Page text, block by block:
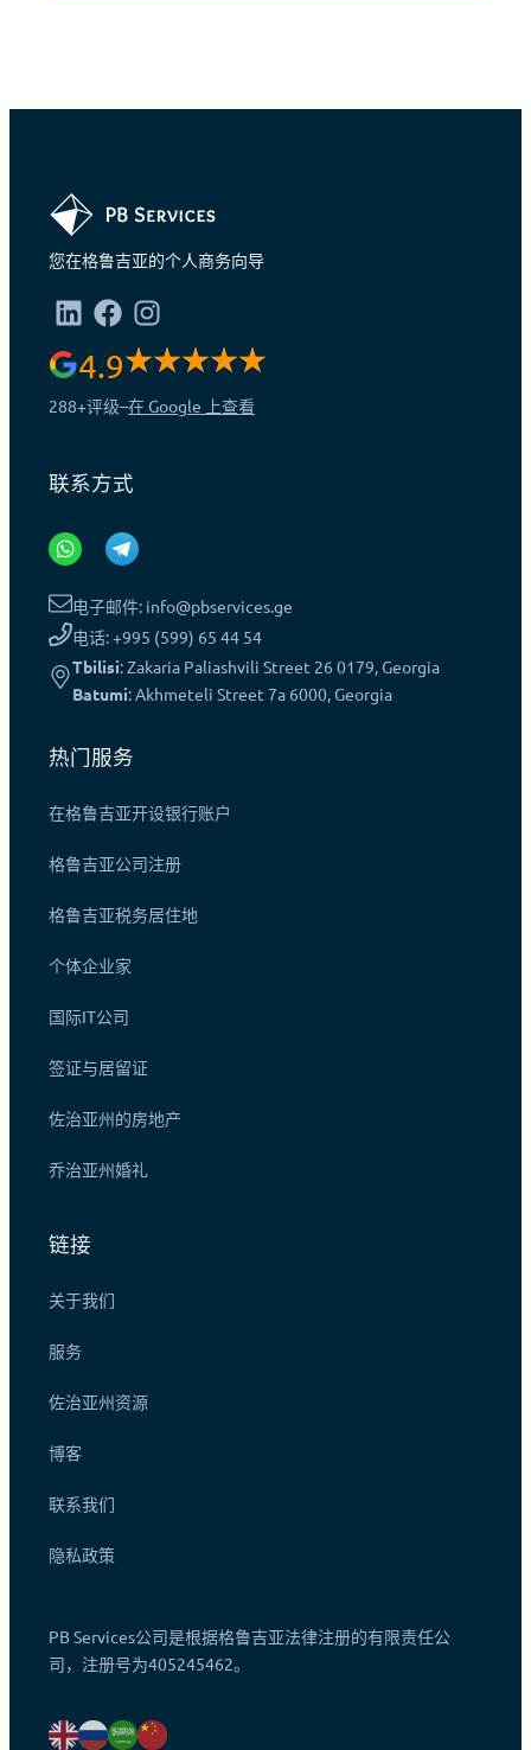
您在格鲁吉亚的个人商务向导
4.9
288+评级–在 Google 上查看
联系方式
电子邮件: info@pbservices.ge
电话: +995 (599) 65 44 54
Tbilisi: Zakaria Paliashvili Street 26 0179, Georgia
Batumi: Akhmeteli Street 7a 6000, Georgia
热门服务
在格鲁吉亚开设银行账户
格鲁吉亚公司注册
格鲁吉亚税务居住地
个体企业家
国际IT公司
签证与居留证
佐治亚州的房地产
乔治亚州婚礼
链接
关于我们
服务
佐治亚州资源
博客
联系我们
隐私政策
PB Services公司是根据格鲁吉亚法律注册的有限责任公
司，注册号为405245462。